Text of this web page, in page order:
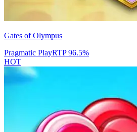
Gates of Olympus
Pragmatic PlayRTP96.5%
HOT